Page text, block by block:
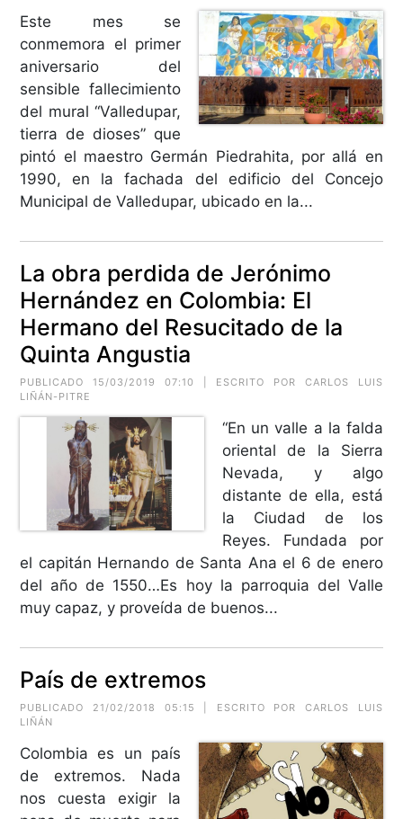
Este mes se
conmemora el primer
aniversario del
sensible fallecimiento
del mural “Valledupar,
tierra de dioses” que
pintó el maestro Germán Piedrahita, por allá en
1990, en la fachada del edificio del Concejo
Municipal de Valledupar, ubicado en la...
La obra perdida de Jerónimo
Hernández en Colombia: El
Hermano del Resucitado de la
Quinta Angustia
PUBLICADO 15/03/2019 07:10 | ESCRITO POR CARLOS LUIS
LIÑÁN-PITRE
“En un valle a la falda
oriental de la Sierra
Nevada, y algo
distante de ella, está
la Ciudad de los
Reyes. Fundada por
el capitán Hernando de Santa Ana el 6 de enero
del año de 1550…Es hoy la parroquia del Valle
muy capaz, y proveída de buenos...
País de extremos
PUBLICADO 21/02/2018 05:15 | ESCRITO POR CARLOS LUIS
LIÑÁN
Colombia es un país
de extremos. Nada
nos cuesta exigir la